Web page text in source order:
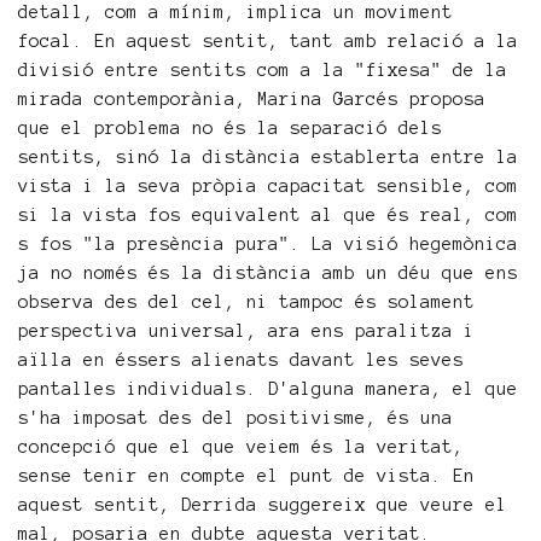
detall, com a mínim, implica un moviment
focal. En aquest sentit, tant amb relació a la
divisió entre sentits com a la "fixesa" de la
mirada contemporània, Marina Garcés proposa
que el problema no és la separació dels
sentits, sinó la distància establerta entre la
vista i la seva pròpia capacitat sensible, com
si la vista fos equivalent al que és real, com
s fos "la presència pura". La visió hegemònica
ja no només és la distància amb un déu que ens
observa des del cel, ni tampoc és solament
perspectiva universal, ara ens paralitza i
aïlla en éssers alienats davant les seves
pantalles individuals. D'alguna manera, el que
s'ha imposat des del positivisme, és una
concepció que el que veiem és la veritat,
sense tenir en compte el punt de vista. En
aquest sentit, Derrida suggereix que veure el
mal, posaria en dubte aquesta veritat.